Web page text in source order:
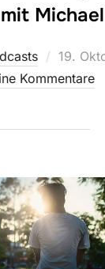
am
19.
Kommentare